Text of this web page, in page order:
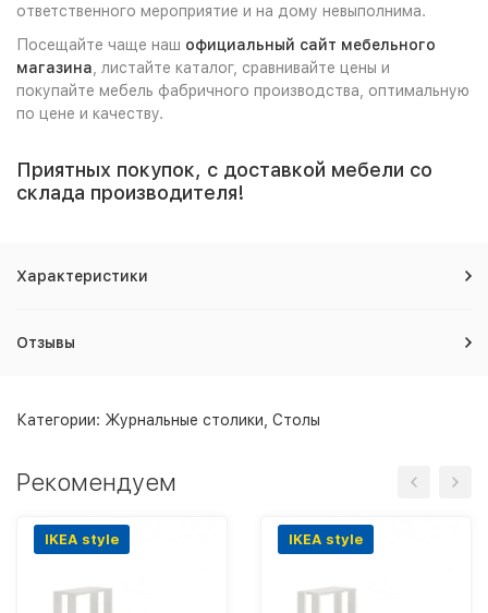
ответственного мероприятие и на дому невыполнима.
Посещайте чаще наш официальный сайт мебельного
магазина , листайте каталог, сравнивайте цены и
покупайте мебель фабричного производства, оптимальную
по цене и качеству.
Приятных покупок, с доставкой мебели со
склада производителя!
Характеристики
Отзывы
Категории: Журнальные столики Столы
Рекомендуем
IKEA style IKEA style